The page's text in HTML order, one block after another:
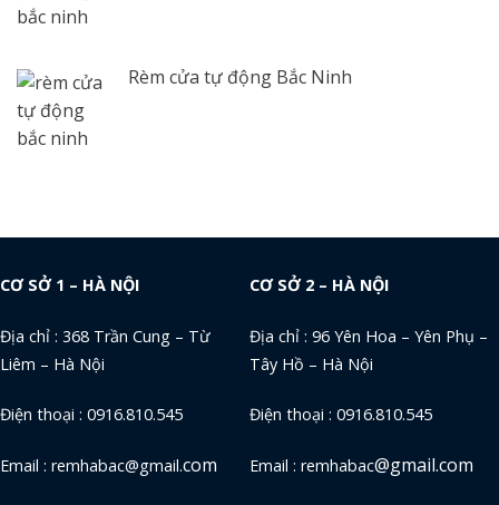
Rèm cửa tự động Bắc Ninh
CƠ SỞ 1 – HÀ NỘI
Địa chỉ : 368 Trần Cung – Từ
Liêm – Hà Nội
Điện thoại : 0916.810.545
Email : remhabac@gmail.com
CƠ SỞ 2 – HÀ NỘI
Địa chỉ : 96 Yên Hoa – Yên Phụ –
Tây Hồ – Hà Nội
Điện thoại : 0916.810.545
Email : remhabac@gmail.com